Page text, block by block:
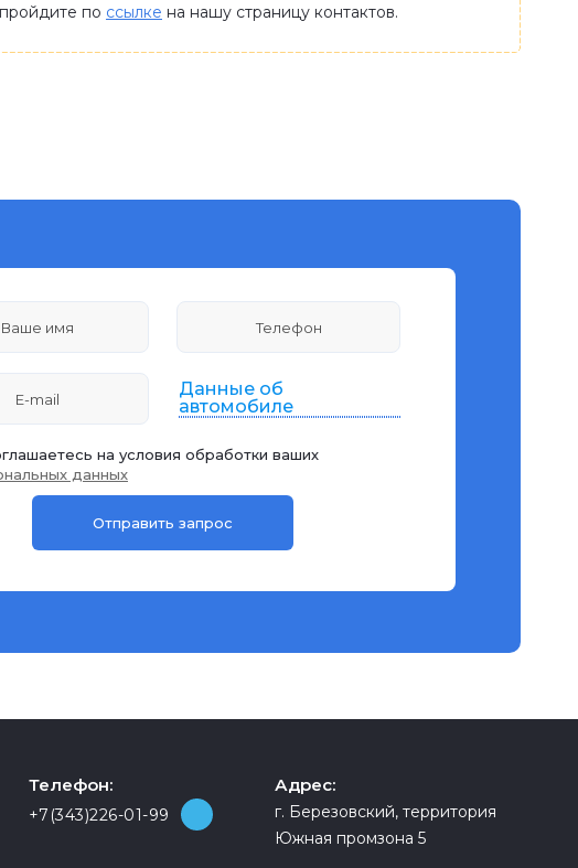
по ссылке на нашу страницу контактов.
Данные об
автомобиле
на условия обработки ваших
данных
Телефон:
+7(343)226-01-99
Адрес:
г. Березовский, территория
Южная промзона 5